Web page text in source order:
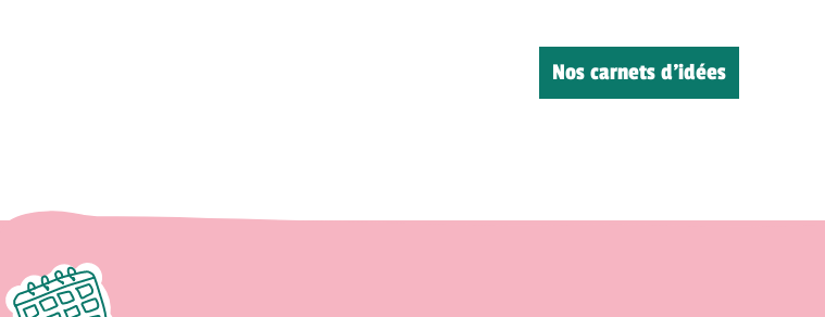
Nos carnets d’idées